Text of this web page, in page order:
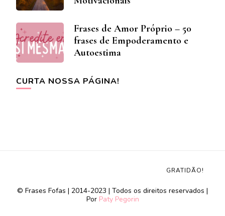
Frases de Amor Próprio – 50
frases de Empoderamento e
Autoestima
CURTA NOSSA PÁGINA!
© Frases Fofas | 2014-2023 | Todos os direitos reservados |
Por Paty Pegorin
GRATIDÃO!